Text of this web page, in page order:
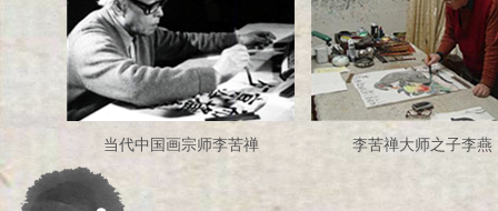
当代中国画宗师李苦禅 李苦禅大师之子李燕